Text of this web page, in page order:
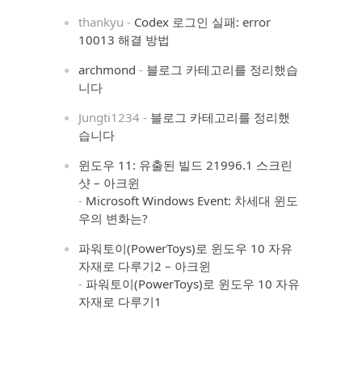
thankyu - Codex 로그인 실패: error
10013 해결 방법
archmond - 블로그 카테고리를 정리했습
니다
Jungti1234 - 블로그 카테고리를 정리했
습니다
윈도우 11: 유출된 빌드 21996.1 스크린
샷 – 아크윈
- Microsoft Windows Event: 차세대 윈도
우의 변화는?
파워토이(PowerToys)로 윈도우 10 자유
자재로 다루기2 – 아크윈
- 파워토이(PowerToys)로 윈도우 10 자유
자재로 다루기1